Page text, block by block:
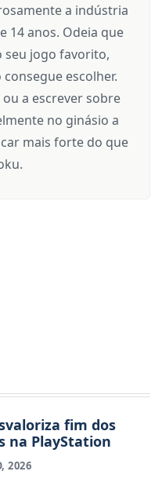
a indústria
14 anos. Odeia que
seu jogo favorito,
escolher.
a escrever sobre
no ginásio a
mais forte do que
fim dos
na PlayStation
2026